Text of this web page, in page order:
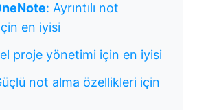
: Ayrıntılı not
en iyisi
proje yönetimi için en iyisi
not alma özellikleri için